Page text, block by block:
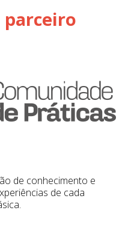
parceiro
de conhecimento e
de cada